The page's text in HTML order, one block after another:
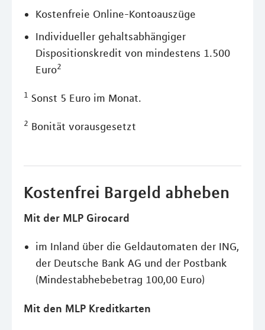
Kostenfreie Online-Kontoauszüge
Individueller gehaltsabhängiger
Dispositionskredit von mindestens 1.500
Euro2
1 Sonst 5 Euro im Monat.
2 Bonität vorausgesetzt
Kostenfrei Bargeld abheben
Mit der MLP Girocard
im Inland über die Geldautomaten der ING,
der Deutsche Bank AG und der Postbank
(Mindestabhebebetrag 100,00 Euro)
Mit den MLP Kreditkarten